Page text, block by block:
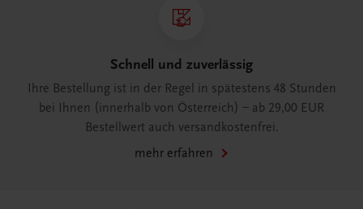
Schnell und zuverlässig
Ihre Bestellung ist in der Regel in spätestens 48 Stunden
bei Ihnen (innerhalb von Österreich) – ab 29,00 EUR
Bestellwert auch versandkostenfrei.
mehr erfahren